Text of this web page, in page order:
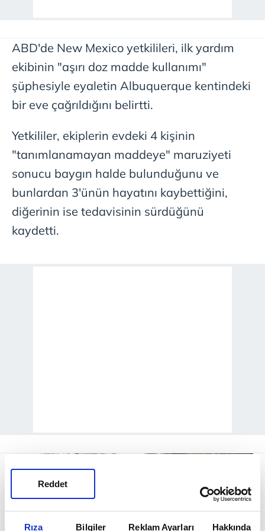
Rıza Bilgiler Reklam Ayarları Hakkında
Reddet
ABD'de New Mexico yetkilileri, ilk yardım
ekibinin "aşırı doz madde kullanımı"
şüphesiyle eyaletin Albuquerque kentindeki
bir eve çağrıldığını belirtti.
Yetkililer, ekiplerin evdeki 4 kişinin
"tanımlanamayan maddeye" maruziyeti
sonucu baygın halde bulunduğunu ve
bunlardan 3'ünün hayatını kaybettiğini,
diğerinin ise tedavisinin sürdüğünü
kaydetti.